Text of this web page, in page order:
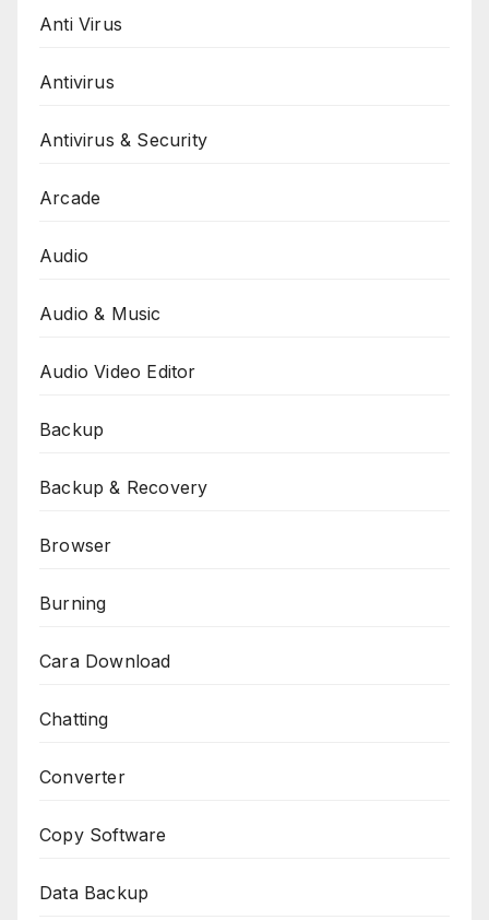
Anti Virus
Antivirus
Antivirus & Security
Arcade
Audio
Audio & Music
Audio Video Editor
Backup
Backup & Recovery
Browser
Burning
Cara Download
Chatting
Converter
Copy Software
Data Backup